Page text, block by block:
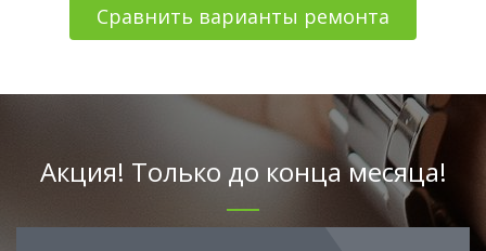
Сравнить варианты ремонта
Акция! Только до конца месяца!